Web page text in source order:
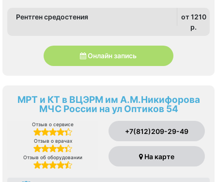
Рентген средостения
от 1210
p.
Онлайн запись
МРТ и КТ в ВЦЭРМ им А.М.Никифорова
МЧС России на ул Оптиков 54
Отзыв о сервисе
Отзыв о врачах
Отзыв об оборудовании
+7(812)209-29-49
На карте